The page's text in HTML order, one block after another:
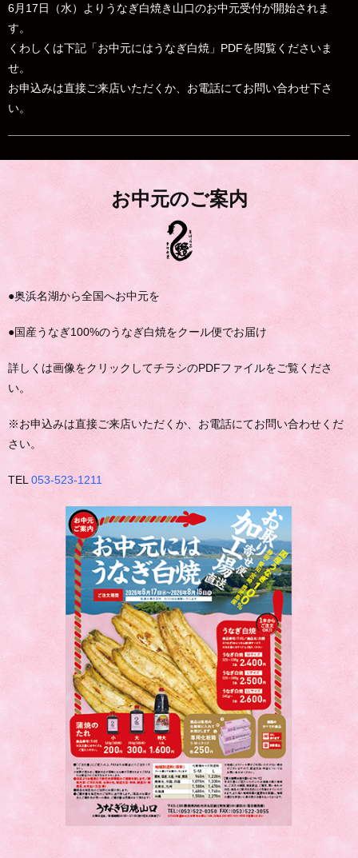
6月17日（水）よりうなぎ白焼き山口のお中元受付が開始されま
す。
くわしくは下記「お中元にはうなぎ白焼」PDFを閲覧くださいま
せ。
お申込みは直接ご来店いただくか、お電話にてお問い合わせ下さ
い。
お中元のご案内
●奥浜名湖から全国へお中元を
●国産うなぎ100%のうなぎ白焼をクール便でお届け
詳しくは画像をクリックしてチラシのPDFファイルをご覧くださ
い。
※お申込みは直接ご来店いただくか、お電話にてお問い合わせくだ
さい。
TEL053-523-1211